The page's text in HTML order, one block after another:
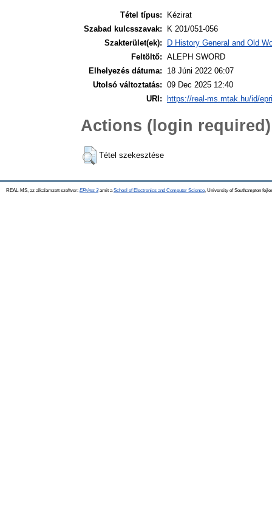
Tétel típus:
Kézirat
Szabad kulcsszavak:
K 201/051-056
Szakterület(ek):
D History General and Old
Feltöltő: ALEPH SWORD
Elhelyezés dátuma:
18 Júni 2022 06:07
Utolsó változtatás: 09 Dec 2025 12:40
URI:
https://real-ms.mtak.hu/id/
Actions (login required)
Tétel szekesztése
REAL-MS, az alkalamzott szoftver: EPrints 3amit a School of Electronics and Computer Science , University of Southampton